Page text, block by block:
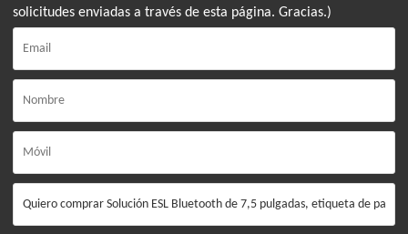
solicitudes enviadas a través de esta página. Gracias.)